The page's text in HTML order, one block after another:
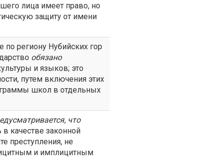
лица имеет право, но
защиту от имени
региону Нубийских гор
обязано
и языков; это
путем включения этих
школ в отдельных
что
качестве законной
преступления, не
и имплицитным